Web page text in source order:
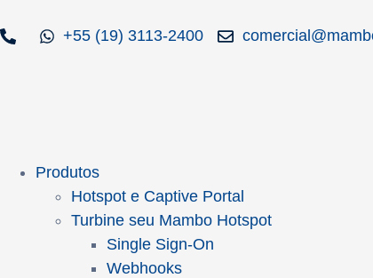
+55 (19) 3113-2400
Produtos
Hotspot e Captive Portal
Turbine seu Mambo Hotspot
Single Sign-On
Webhooks